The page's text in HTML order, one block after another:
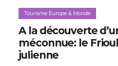
Tourisme Europe & Monde
A la découverte
méconnue: le
julienne